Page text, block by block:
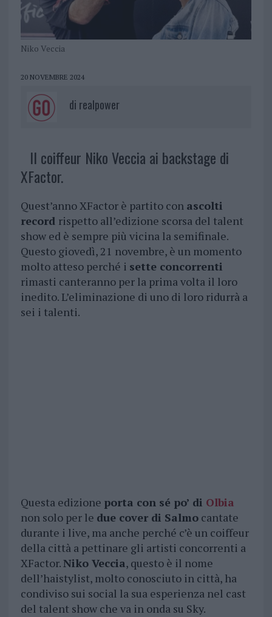
Niko Veccia
20 NOVEMBRE 2024
di realpower
Il coiffeur Niko Veccia ai backstage di
XFactor.
Quest’anno XFactor è partito con ascolti
record rispetto all’edizione scorsa del talent
show ed è sempre più vicina la semifinale.
Questo giovedì, 21 novembre, è un momento
molto atteso perché i sette concorrenti
rimasti canteranno per la prima volta il loro
inedito. L’eliminazione di uno di loro ridurrà a
sei i talenti.
Questa edizione porta con sé po’ di Olbia
non solo per le due cover di Salmocantate
durante i live, ma anche perché c’è un coiffeur
della città a pettinare gli artisti concorrenti a
XFactor.Niko Veccia, questo è il nome
dell’haistylist, molto conosciuto in città, ha
condiviso sui social la sua esperienza nel cast
del talent show che va in onda su Sky.